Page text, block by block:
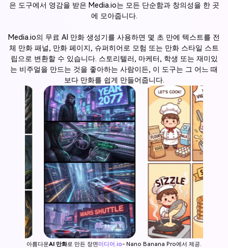
은 도구에서 영감을 받은 Media.io는 모든 단순함과 창의성을 한 곳
에 모아줍니다.
Media.io의 무료 AI 만화 생성기를 사용하면 몇 초 만에 텍스트를 전
체 만화 패널, 만화 페이지, 슈퍼히어로 모험 또는 만화 스타일 스트
립으로 변환할 수 있습니다. 스토리텔러, 마케터, 학생 또는 재미있
는 비주얼을 만드는 것을 좋아하는 사람이든, 이 도구는 그 어느 때
보다 만화를 쉽게 만들어줍니다.
아름다운AI 만화로 만든 장면미디어.io- Nano Banana Pro에서 제공.